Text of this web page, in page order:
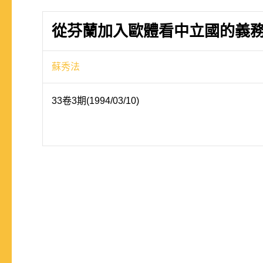
從芬蘭加入歐體看中立國的義
蘇秀法
33卷3期(1994/03/10)